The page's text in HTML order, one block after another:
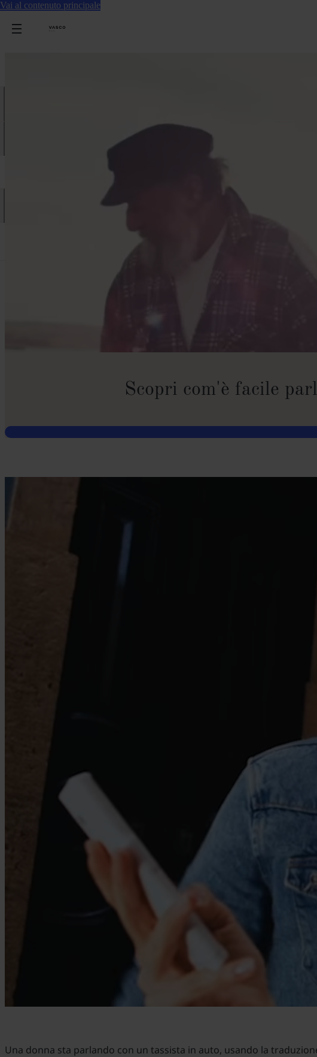
Vai al contenuto principale
Scopri com'è facile
Una donna sta parlando con un tassista in auto, usando la